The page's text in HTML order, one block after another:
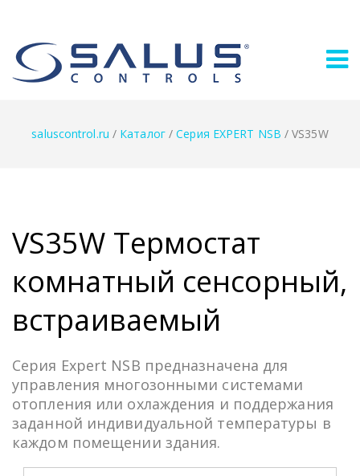
saluscontrol.ru / Каталог/Серия EXPERT NSB /VS35W
VS35W Термостат
комнатный сенсорный,
встраиваемый
Серия Expert NSB предназначена для
управления многозонными системами
отопления или охлаждения и поддержания
заданной индивидуальной температуры в
каждом помещении здания.